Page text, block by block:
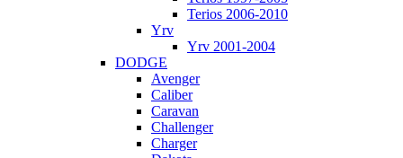
Terios 2006-2010
Yrv
Yrv 2001-2004
DODGE
Avenger
Caliber
Caravan
Challenger
Charger